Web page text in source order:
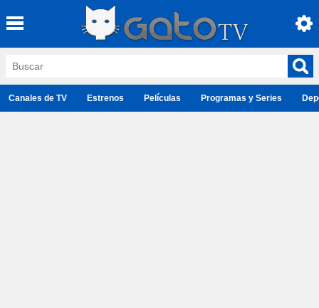
Canales de TV Estrenos Películas Programas y Series